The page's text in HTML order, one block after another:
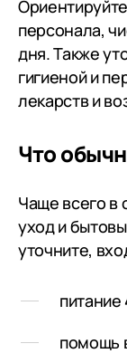
нами, и
отметить
Лемешко -
человека, под чьим
вниманием
уважением, Ольга и Дмитрий
персонала,
дня. Также
гигиеной и
лекарств и
Что
Чаще всего в
уход и
уточните,
питание
помощь